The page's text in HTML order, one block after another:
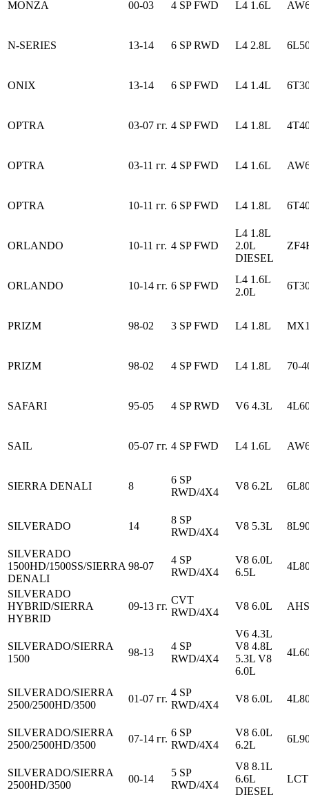
MONZA 00-03 4 SP FWD L4 1.6L
N-SERIES 13-14 6 SP RWD L4 2.8L
ONIX 13-14 6 SP FWD L4 1.4L
OPTRA 03-07 гг. 4 SP FWD L4 1.8L
OPTRA 03-11 гг. 4 SP FWD L4 1.6L
OPTRA 10-11 гг. 6 SP FWD L4 1.8L
ORLANDO 10-11 гг. 4 SP FWD
L4 1.8L
2.0L
DIESEL
ORLANDO 10-14 гг. 6 SP FWD
L4 1.6L
2.0L
PRIZM 98-02 3 SP FWD L4 1.8L
PRIZM 98-02 4 SP FWD L4 1.8L 70-
SAFARI 95-05 4 SP RWD V6 4.3L
SAIL 05-07 гг. 4 SP FWD L4 1.6L
SIERRA DENALI 8
6 SP
RWD/4X4
V8 6.2L
SILVERADO 14
8 SP
RWD/4X4
V8 5.3L
SILVERADO
1500HD/1500SS/SIERRA
DENALI
98-07
4 SP
RWD/4X4
V8 6.0L
6.5L
SILVERADO
HYBRID/SIERRA
HYBRID
09-13 гг.
CVT
RWD/4X4
V8 6.0L
SILVERADO/SIERRA
1500
98-13
4 SP
RWD/4X4
V6 4.3L
V8 4.8L
5.3L V8
6.0L
SILVERADO/SIERRA
2500/2500HD/3500
01-07 гг.
4 SP
RWD/4X4
V8 6.0L
SILVERADO/SIERRA
2500/2500HD/3500
07-14 гг.
6 SP
RWD/4X4
V8 6.0L
6.2L
SILVERADO/SIERRA
2500HD/3500
00-14
5 SP
RWD/4X4
V8 8.1L
6.6L
DIESEL
LCT